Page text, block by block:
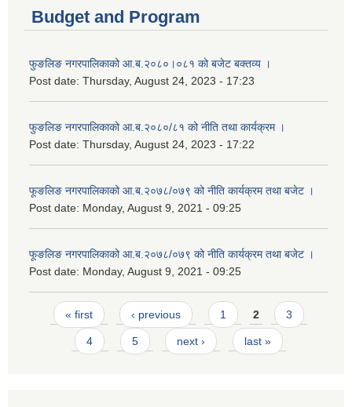
Budget and Program
फुङलिङ नगरपालिकाको आ.ब.२०८०।०८१ को बजेट बक्तव्य ।
Post date: Thursday, August 24, 2023 - 17:23
फुङलिङ नगरपालिकाको आ.ब.२०८०/८१ को नीति तथा कार्यक्रम ।
Post date: Thursday, August 24, 2023 - 17:22
फूङलिङ नगरपालिकाको आ.ब.२०७८/०७९ को नीति कार्यक्रम तथा बजेट ।
Post date: Monday, August 9, 2021 - 09:25
फूङलिङ नगरपालिकाको आ.ब.२०७८/०७९ को नीति कार्यक्रम तथा बजेट ।
Post date: Monday, August 9, 2021 - 09:25
Pages
« first ‹ previous 1 2 3
4 5 next › last »